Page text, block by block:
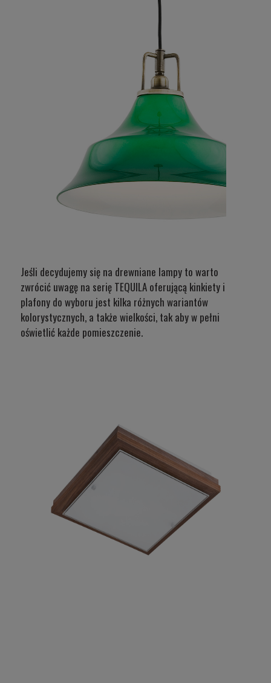
Jeśli decydujemy się na drewniane lampy to warto
zwrócić uwagę na serię TEQUILA oferującą kinkiety i
plafony do wyboru jest kilka różnych wariantów
kolorystycznych, a także wielkości, tak aby w pełni
oświetlić każde pomieszczenie.